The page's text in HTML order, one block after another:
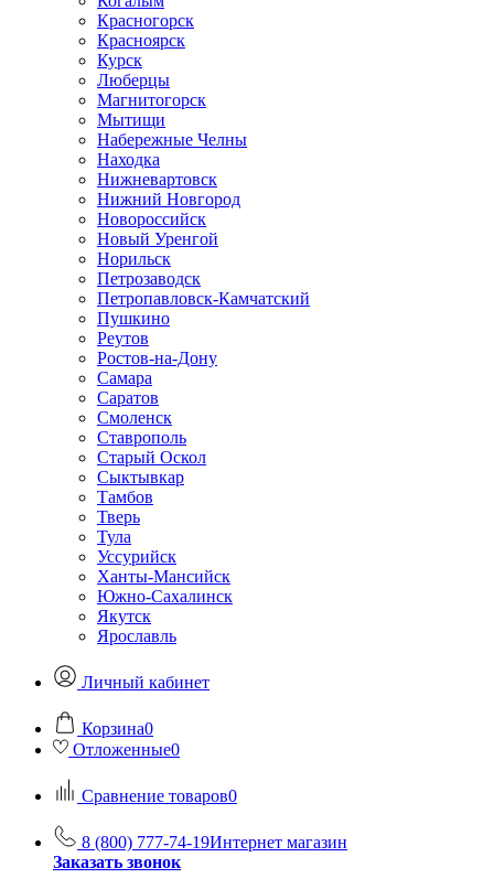
Красногорск
Красноярск
Курск
Люберцы
Магнитогорск
Мытищи
Набережные Челны
Находка
Нижневартовск
Нижний Новгород
Новороссийск
Новый Уренгой
Норильск
Петрозаводск
Петропавловск-Камчатский
Пушкино
Реутов
Ростов-на-Дону
Самара
Саратов
Смоленск
Ставрополь
Старый Оскол
Сыктывкар
Тамбов
Тверь
Тула
Уссурийск
Ханты-Мансийск
Южно-Сахалинск
Якутск
Ярославль
Личный кабинет
Корзина0
Отложенные0
Сравнение товаров0
8 (800) 777-74-19Интернет магазин
Заказать звонок